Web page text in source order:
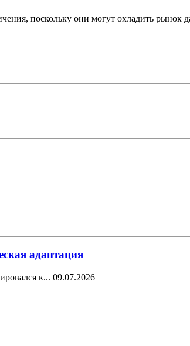
поскольку они могут охладить рынок
адаптация
к... 09.07.2026